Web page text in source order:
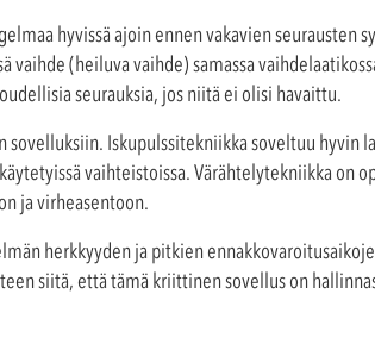
hyvissä ajoin ennen vakavien seurausten
(heiluva vaihde) samassa
seurauksia, jos niitä ei olisi havaittu.
Iskupulssitekniikka soveltuu hyvin
vaihteistoissa. Värähtelytekniikka on
ja virheasentoon.
herkkyyden ja pitkien
siitä, että tämä kriittinen sovellus on